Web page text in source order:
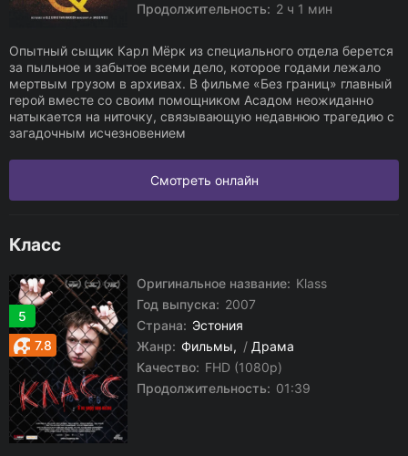
Продолжительность: 2 ч 1 мин
Опытный сыщик Карл Мёрк из специального отдела берется
за пыльное и забытое всеми дело, которое годами лежало
мертвым грузом в архивах. В фильме «Без границ» главный
герой вместе со своим помощником Асадом неожиданно
натыкается на ниточку, связывающую недавнюю трагедию с
загадочным исчезновением
Смотреть онлайн
Класс
5
7.8
Оригинальное название: Klass
Год выпуска: 2007
Страна: Эстония
Жанр: Фильмы / Драма
Качество: FHD (1080p)
Продолжительность: 01:39